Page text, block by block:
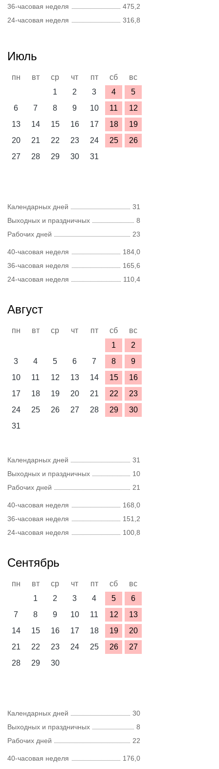
36-часовая неделя
475,2
24-часовая неделя
316,8
Июль
пн вт ср чт пт сб
вс
1
2 3 4
5
6
7 8 9 10 11
12
13
14 15 16 17 18
19
20
21 22 23 24 25
26
27
28 29 30 31
Календарных дней
31
Выходных и праздничных
8
Рабочих дней
23
40-часовая неделя
184,0
36-часовая неделя
165,6
24-часовая неделя
110,4
Август
пн вт ср чт пт сб
вс
1
2
3
4 5 6 7 8
9
10
11 12 13 14 15
16
17
18 19 20 21 22
23
24
25 26 27 28 29
30
31
Календарных дней
31
Выходных и праздничных
10
Рабочих дней
21
40-часовая неделя
168,0
36-часовая неделя
151,2
24-часовая неделя
100,8
Сентябрь
пн вт ср чт пт сб
вс
1
2 3 4 5
6
7
8 9 10 11 12
13
14
15 16 17 18 19
20
21
22 23 24 25 26
27
28
29 30
Календарных дней
30
Выходных и праздничных
8
Рабочих дней
22
40-часовая неделя
176,0